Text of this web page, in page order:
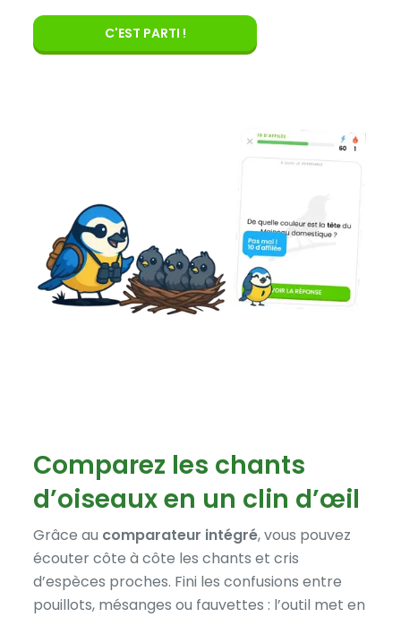
C'EST PARTI !
Comparez les chants
d’oiseaux en un clin d’œil
Grâce au comparateur intégré, vous pouvez
écouter côte à côte les chants et cris
d’espèces proches. Fini les confusions entre
pouillots, mésanges ou fauvettes : l’outil met en